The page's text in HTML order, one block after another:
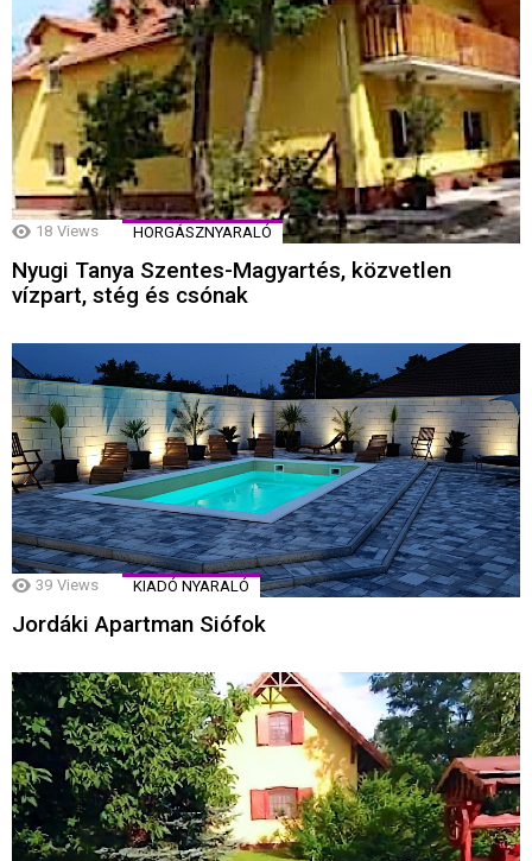
18 Views HORGÁSZNYARALÓ
Nyugi Tanya Szentes-Magyartés, közvetlen
vízpart, stég és csónak
39 Views KIADÓ NYARALÓ
Jordáki Apartman Siófok